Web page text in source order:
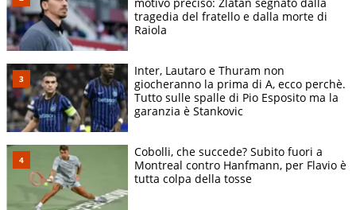
tragedia del fratello e dalla morte di
Raiola
Inter, Lautaro e Thuram non
giocheranno la prima di A, ecco perchè.
Tutto sulle spalle di Pio Esposito ma la
garanzia è Stankovic
Cobolli, che succede? Subito fuori a
Montreal contro Hanfmann, per Flavio è
tutta colpa della tosse